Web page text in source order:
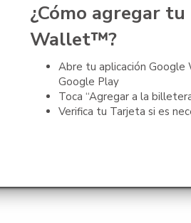
¿Cómo agregar
Wallet™?
Abre tu aplicación Google
Google Play
Toca “Agregar a la
Verifica tu Tarjeta si es